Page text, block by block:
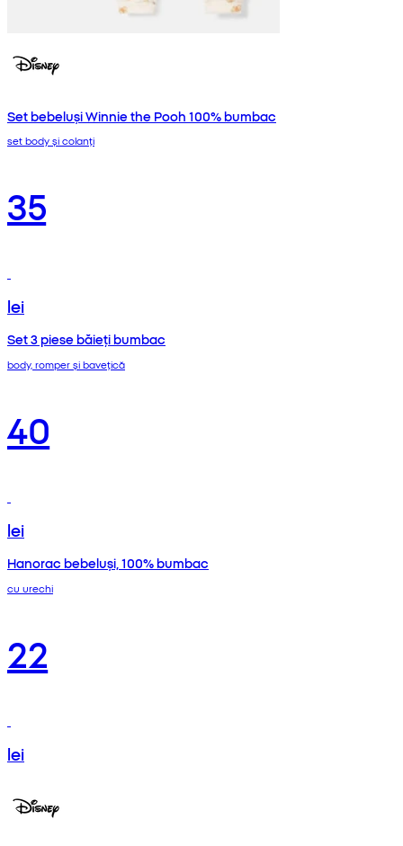
Set bebeluși Winnie the Pooh 100% bumbac
set body și colanți
35
lei
Set 3 piese băieți bumbac
body, romper și bavețică
40
lei
Hanorac bebeluși, 100% bumbac
cu urechi
22
lei